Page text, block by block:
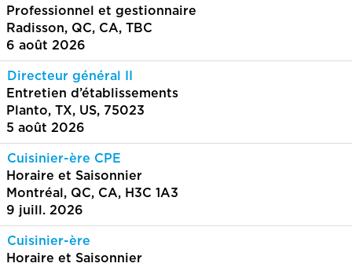
Professionnel et gestionnaire
Radisson, QC, CA, TBC
6 août 2026
Directeur général II
Entretien d’établissements
Planto, TX, US, 75023
5 août 2026
Cuisinier-ère CPE
Horaire et Saisonnier
Montréal, QC, CA, H3C 1A3
9 juill. 2026
Cuisinier-ère
Horaire et Saisonnier